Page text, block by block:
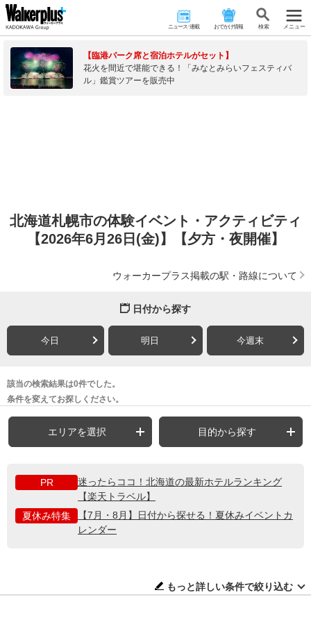
ニュース･連載 おでかけ情報 検 索 メニュー
【臨港パーク席と宿泊ホテルがセット】
花火を間近で堪能できる！「みなとみらいフェスティバ
ル」鑑賞ツアーを販売中
北海道札幌市の体験イベント・アクティビティ
【2026年6月26日(金)】【夕方・夜開催】
ウォーカープラス掲載の駅・路線について
日付から探す
今日 明日 今週末
該当の検索結果は0件でした。
条件を変えてお探しください。
エリアを選択 目的から探す
PR
迷ったらココ！北海道の最新ホテルランキング
【楽天トラベル】
夏休み特集
【7月・8月】日付から探せる！夏休みイベントカ
レンダー
もっと詳しい条件で絞り込む